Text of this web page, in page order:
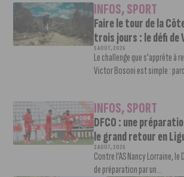
INFOS,SPORT
Faire le tour de la
trois jours : le défi de
5 AOÛT, 2026
Le challenge que s’apprête à
Victor Bosoni est simple :
INFOS,SPORT
DFCO : une
le grand retour en
3 AOÛT, 2026
Contre l’AS Nancy Lorraine, le
de préparation par un...